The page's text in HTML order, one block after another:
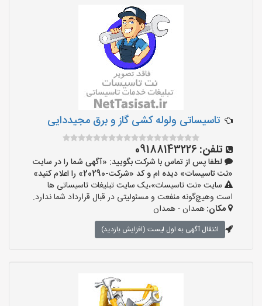
تاسیساتی ولوله کشی گاز و برق مجیددایی
تلفن: 09188143226
لطفا پس از تماس با شرکت بگویید: «آگهی شما را در سایت
«نت تاسیسات» دیده ام و کد «شرکت-20290» را اعلام کنید»
سایت «نت تاسیسات»،یک سایت تبلیغات تاسیساتی ها
است وهیچ‌گونه منفعت و مسئولیتی در قبال قرارداد شما ندارد.
مکان:همدان - همدان
انتقال آگهی به اول لیست (افزایش بازدید)